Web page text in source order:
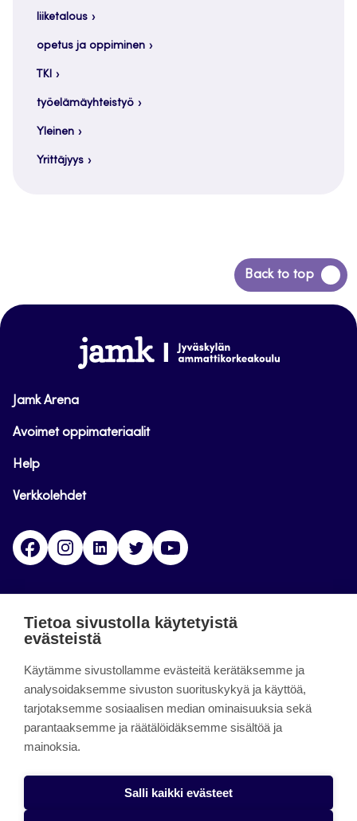
liiketalous
opetus ja oppiminen
TKI
työelämäyhteistyö
Yleinen
Yrittäjyys
Back to top
Siirry
takaisin
www.jamk.fi
Jamk Arena
Avoimet oppimateriaalit
Help
Verkkolehdet
FacebookInstagramLinkedinTwitter
päättynyt 11.9.2023.
About the site
Käyttöehdot
Alasottoilmoitus
Tietoa sivustolla käytetyistä
evästeistä
Käytämme sivustollamme evästeitä kerätäksemme ja
analysoidaksemme sivuston suorituskykyä ja käyttöä,
tarjotaksemme sosiaalisen median ominaisuuksia sekä
parantaaksemme ja räätälöidäksemme sisältöä ja
mainoksia.
Salli kaikki evästeet